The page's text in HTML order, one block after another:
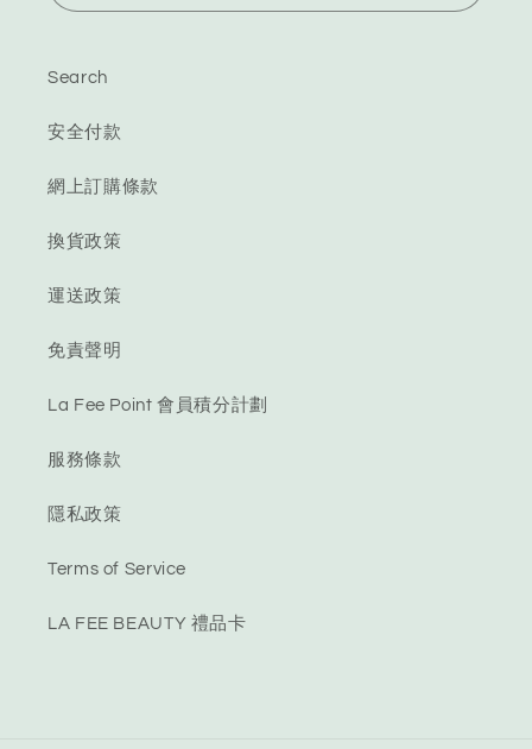
Search
安全付款
網上訂購條款
換貨政策
運送政策
免責聲明
La Fee Point 會員積分計劃
服務條款
隱私政策
Terms of Service
LA FEE BEAUTY 禮品卡